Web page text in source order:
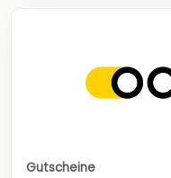
Gutscheine